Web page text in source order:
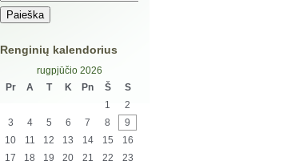
Renginių kalendorius
rugpjūčio 2026
Pr
A T K Pn Š
S
1
2
3
4 5 6 7 8
9
10
11 12 13 14 15
16
17
18 19 20 21 22
23